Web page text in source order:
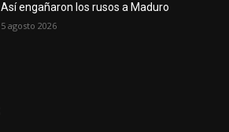
Así engañaron los rusos a Maduro
5 agosto 2026